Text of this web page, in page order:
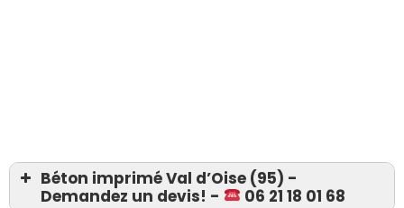
Béton imprimé Val d’Oise (95) -
Demandez un devis! -
06 21 18 01 68